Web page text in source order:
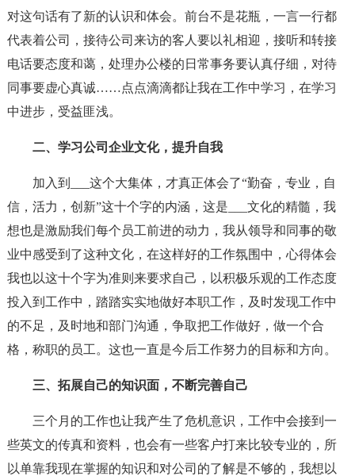
对这句话有了新的认识和体会。前台不是花瓶，一言一行都
代表着公司，接待公司来访的客人要以礼相迎，接听和转接
电话要态度和蔼，处理办公楼的日常事务要认真仔细，对待
同事要虚心真诚……点点滴滴都让我在工作中学习，在学习
中进步，受益匪浅。
二、学习公司企业文化，提升自我
加入到___这个大集体，才真正体会了“勤奋，专业，自
信，活力，创新”这十个字的内涵，这是___文化的精髓，我
想也是激励我们每个员工前进的动力，我从领导和同事的敬
业中感受到了这种文化，在这样好的工作氛围中，心得体会
我也以这十个字为准则来要求自己，以积极乐观的工作态度
投入到工作中，踏踏实实地做好本职工作，及时发现工作中
的不足，及时地和部门沟通，争取把工作做好，做一个合
格，称职的员工。这也一直是今后工作努力的目标和方向。
三、拓展自己的知识面，不断完善自己
三个月的工作也让我产生了危机意识，工作中会接到一
些英文的传真和资料，也会有一些客户打来比较专业的，所
以单靠我现在掌握的知识和对公司的了解是不够的，我想以